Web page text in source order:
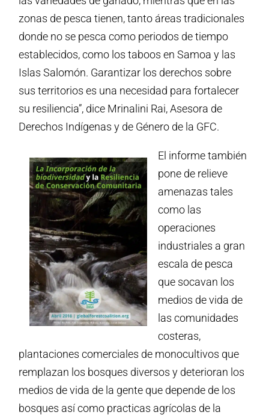
zonas de pesca tienen, tanto áreas tradicionales
donde no se pesca como periodos de tiempo
establecidos, como los taboos en Samoa y las
Islas Salomón. Garantizar los derechos sobre
sus territorios es una necesidad para fortalecer
su resiliencia”, dice Mrinalini Rai, Asesora de
Derechos Indígenas y de Género de la GFC.
El informe también
pone de relieve
amenazas tales
como las
operaciones
industriales a gran
escala de pesca
que socavan los
medios de vida de
las comunidades
costeras,
plantaciones comerciales de monocultivos que
remplazan los bosques diversos y deterioran los
medios de vida de la gente que depende de los
bosques así como practicas agrícolas de la